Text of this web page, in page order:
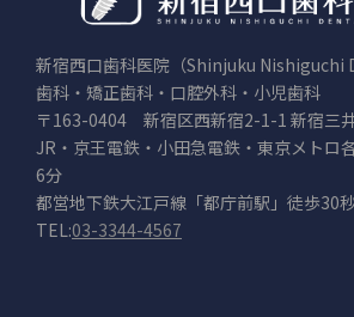
新宿西口歯科医院（Shinjuku Nishiguchi
歯科・矯正歯科・口腔外科・小児歯科
〒163-0404 新宿区西新宿2-1-1 新宿三
JR・京王電鉄・小田急電鉄・東京メトロ
6分
都営地下鉄大江戸線「都庁前駅」徒歩30
TEL:03-3344-4567